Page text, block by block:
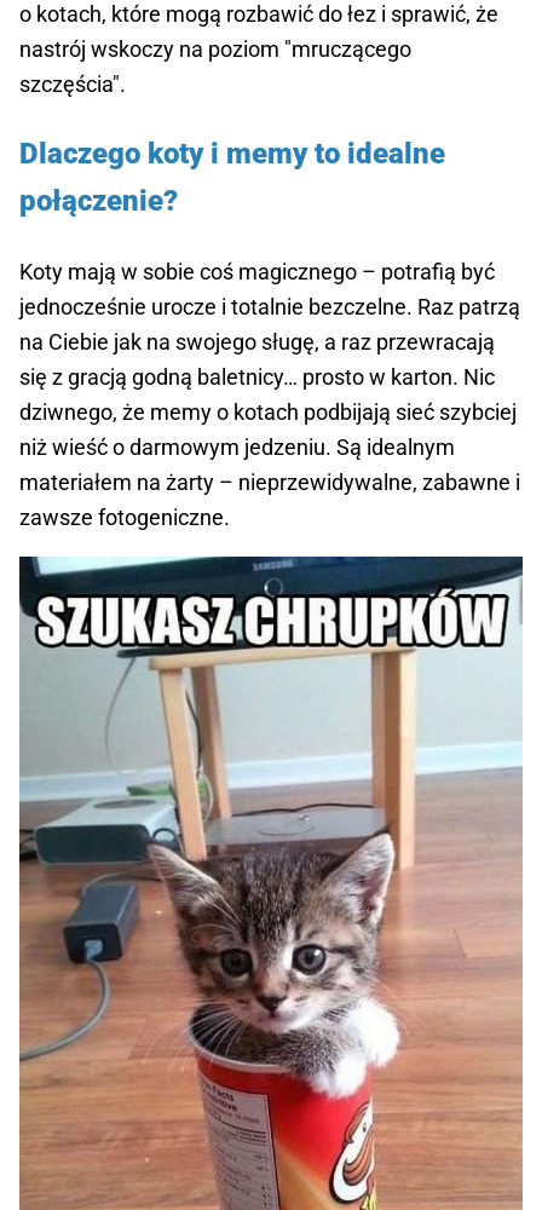
o kotach, które mogą rozbawić do łez i sprawić, że
nastrój wskoczy na poziom "mruczącego
szczęścia".
Dlaczego koty i memy to idealne
połączenie?
Koty mają w sobie coś magicznego – potrafią być
jednocześnie urocze i totalnie bezczelne. Raz patrzą
na Ciebie jak na swojego sługę, a raz przewracają
się z gracją godną baletnicy… prosto w karton. Nic
dziwnego, że memy o kotach podbijają sieć szybciej
niż wieść o darmowym jedzeniu. Są idealnym
materiałem na żarty – nieprzewidywalne, zabawne i
zawsze fotogeniczne.